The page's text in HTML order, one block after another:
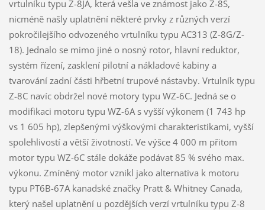
vrtulníku typu Z-8JA, která vešla ve známost jako Z-8S,
nicméně našly uplatnění některé prvky z různých verzí
pokročilejšího odvozeného vrtulníku typu AC313 (Z-8G/Z-
18). Jednalo se mimo jiné o nosný rotor, hlavní reduktor,
systém řízení, zasklení pilotní a nákladové kabiny a
tvarování zadní části hřbetní trupové nástavby. Vrtulník typu
Z-8C navíc obdržel nové motory typu WZ-6C. Jedná se o
modifikaci motoru typu WZ-6A s vyšší výkonem (1 743 hp
vs 1 605 hp), zlepšenými výškovými charakteristikami, vyšší
spolehlivostí a větší životností. Ve výšce 4 000 m přitom
motor typu WZ-6C stále dokáže podávat 85 % svého max.
výkonu. Zmíněný motor vznikl jako alternativa k motoru
typu PT6B-67A kanadské značky Pratt & Whitney Canada,
který našel uplatnění u pozdějších verzí vrtulníku typu Z-8